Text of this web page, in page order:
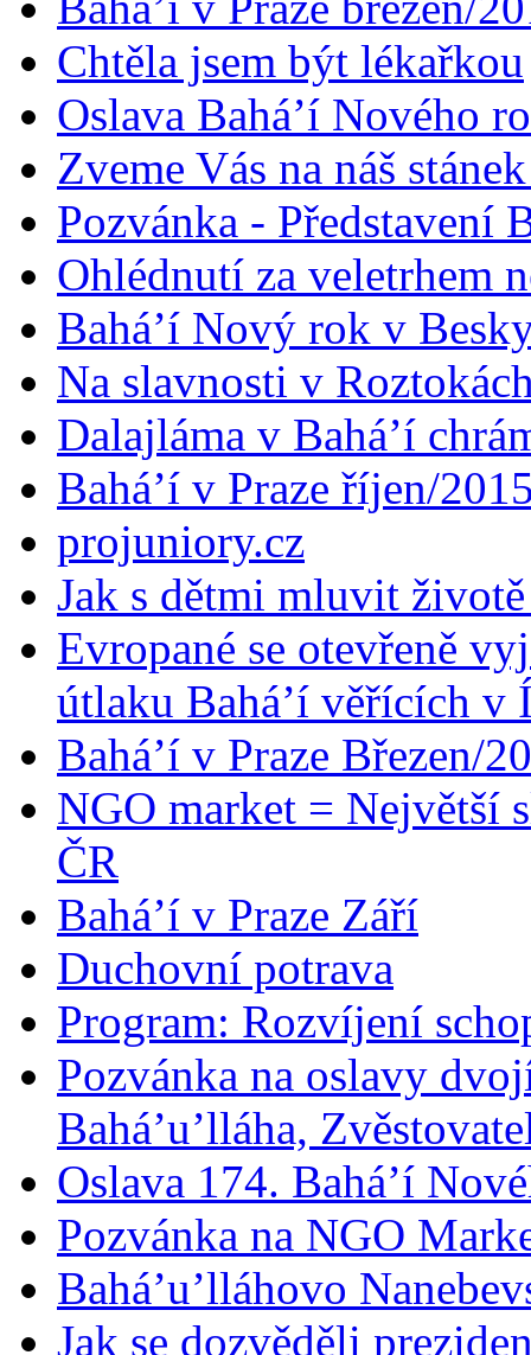
Chtěla jsem být lékařkou
Oslava Bahá’í Nového
Zveme Vás na náš
Pozvánka - Představení
Ohlédnutí za veletrhem
Bahá’í Nový rok v
Na slavnosti v
Dalajláma v Bahá’í
Bahá’í v Praze říjen/
projuniory.cz
Jak s dětmi mluvit
Evropané se otevřeně
útlaku Bahá’í věřících v
Bahá’í v Praze Březen/
NGO market = Největší
ČR
Bahá’í v Praze Září
Duchovní potrava
Program: Rozvíjení
Pozvánka na oslavy
Bahá’u’lláha,
Oslava 174. Bahá’í
Pozvánka na NGO
Bahá’u’lláhovo
Jak se dozvěděli